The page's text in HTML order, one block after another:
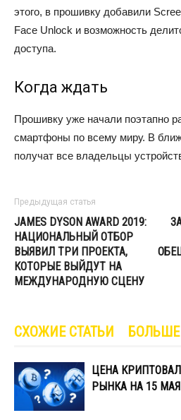
этого, в прошивку добавили
Face Unlock и возможность
доступа.
Когда ждать
Прошивку уже начали поэтапно
смартфоны по всему миру. В
получат все владельцы
Предыдущая статья
JAMES DYSON AWARD 2019:
НАЦИОНАЛЬНЫЙ ОТБОР
ВЫЯВИЛ ТРИ ПРОЕКТА,
КОТОРЫЕ ВЫЙДУТ НА
МЕЖДУНАРОДНУЮ СЦЕНУ
СХОЖИЕ СТАТЬИ
ЦЕНА
РЫНКА НА 15 МАЯ